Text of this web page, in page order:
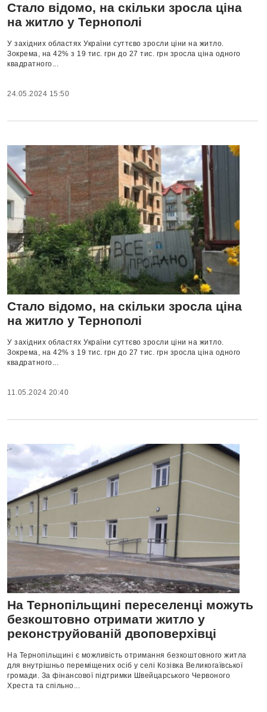
Стало відомо, на скільки зросла ціна
на житло у Тернополі
У західних областях України суттєво зросли ціни на житло.
Зокрема, на 42% з 19 тис. грн до 27 тис. грн зросла ціна одного
квадратного...
24.05.2024 15:50
Стало відомо, на скільки зросла ціна
на житло у Тернополі
У західних областях України суттєво зросли ціни на житло.
Зокрема, на 42% з 19 тис. грн до 27 тис. грн зросла ціна одного
квадратного...
11.05.2024 20:40
На Тернопільщині переселенці можуть
безкоштовно отримати житло у
реконструйованій двоповерхівці
На Тернопільщині є можливість отримання безкоштовного житла
для внутрішньо переміщених осіб у селі Козівка Великогаївської
громади. За фінансової підтримки Швейцарського Червоного
Хреста та спільно...